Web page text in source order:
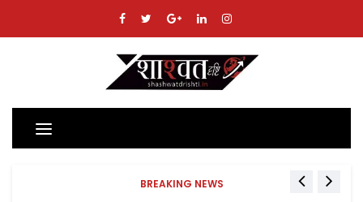
Toggle
navigation
BREAKING NEWS